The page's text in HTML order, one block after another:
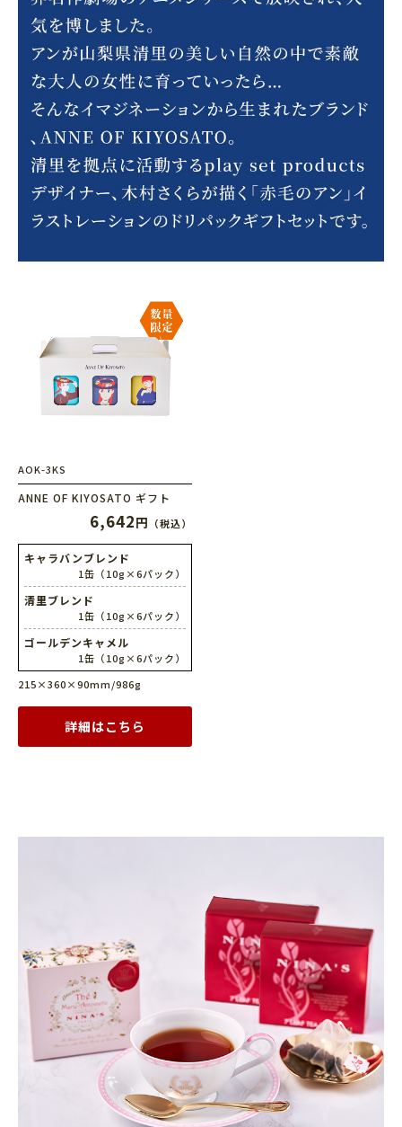
AOK-3KS
ANNE OF KIYOSATO ギフト
6,642円 （税込）
キャラバンブレンド
1缶（10g×6パック）
清里ブレンド
1缶（10g×6パック）
ゴールデンキャメル
1缶（10g×6パック）
215×360×90mm/986g
詳細はこちら